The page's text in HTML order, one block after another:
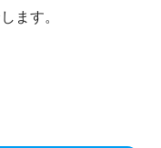
ます。